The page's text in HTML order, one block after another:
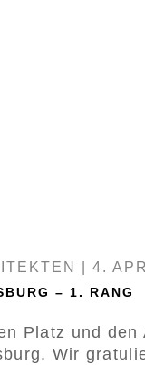
4.
– 1. RANG
Platz und
Wir